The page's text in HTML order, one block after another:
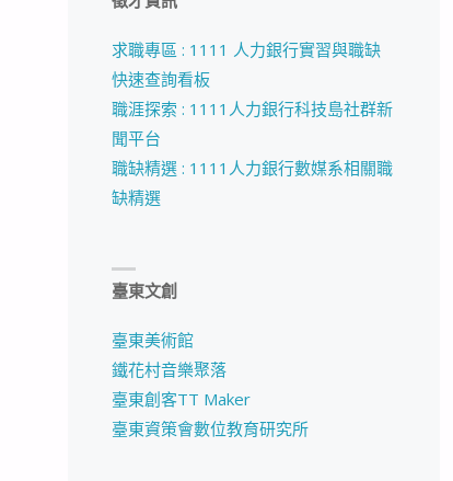
求職專區 : 1111 人力銀行實習與職缺
快速查詢看板
職涯探索 : 1111人力銀行科技島社群新
聞平台
職缺精選 : 1111人力銀行數媒系相關職
缺精選
臺東文創
臺東美術館
鐵花村音樂聚落
臺東創客TT Maker
臺東資策會數位教育研究所